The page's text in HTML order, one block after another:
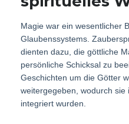
Magie war ein wesentlicher
Glaubenssystems.
dienten dazu, die göttliche
persönliche Schicksal zu
Geschichten um die Götter
weitergegeben, wodurch sie
integriert wurden.